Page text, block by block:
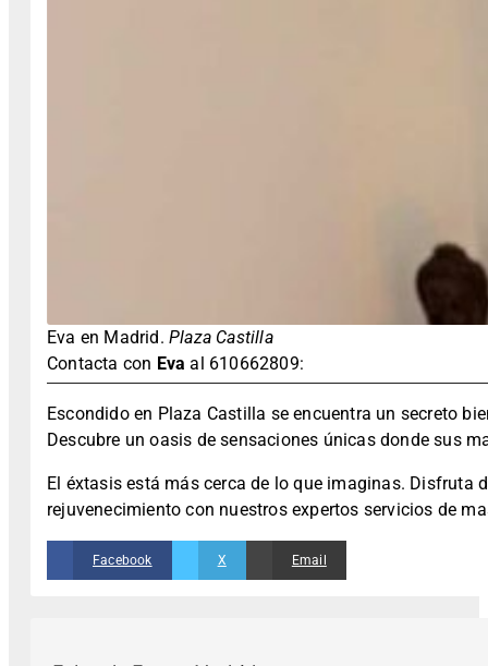
Eva en Madrid. Plaza Castilla
Contacta con Eva al 610662809:
Escondido en Plaza Castilla se encuentra un secreto
Descubre un oasis de sensaciones únicas donde sus
El éxtasis está más cerca de lo que imaginas. Disfruta
rejuvenecimiento con nuestros expertos servicios de
Facebook X Email